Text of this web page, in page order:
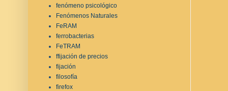
fenómeno psicológico
Fenómenos Naturales
FeRAM
ferrobacterias
FeTRAM
ffijación de precios
fijación
filosofía
firefox